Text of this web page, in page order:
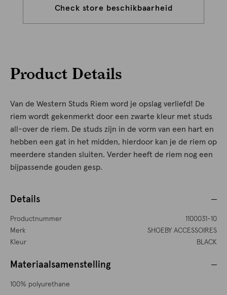
Check store beschikbaarheid
Product Details
Van de Western Studs Riem word je opslag verliefd! De
riem wordt gekenmerkt door een zwarte kleur met studs
all-over de riem. De studs zijn in de vorm van een hart en
hebben een gat in het midden, hierdoor kan je de riem op
meerdere standen sluiten. Verder heeft de riem nog een
bijpassende gouden gesp.
Details
Productnummer
1100031-10
Merk
SHOEBY ACCESSOIRES
Kleur
BLACK
Materiaalsamenstelling
100% polyurethane